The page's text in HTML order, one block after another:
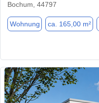
Bochum, 44797
Wohnung ca. 165,00 m²